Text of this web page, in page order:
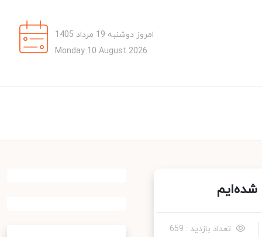
امروز دوشنبه 19 مرداد 1405
Monday 10 August 2026
تعداد بازدید : 659